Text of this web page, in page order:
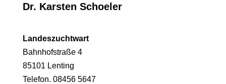
Dr. Karsten Schoeler
Landeszuchtwart
Bahnhofstraße 4
85101 Lenting
Telefon. 08456 5647